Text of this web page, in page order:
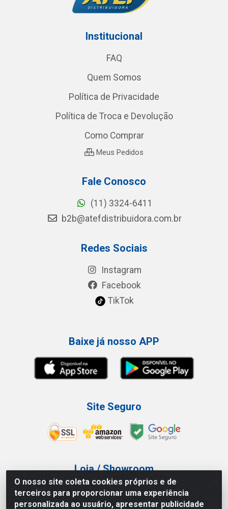
O nosso site coleta cookies próprios e de
terceiros para proporcionar uma experiência
personalizada ao usuário, apresentar publicidade
Institucional
FAQ
Quem Somos
Política de Privacidade
Política de Troca e Devolução
Como Comprar
Meus Pedidos
Fale Conosco
(11) 3324-6411
b2b@atefdistribuidora.com.br
Redes Sociais
Instagram
Facebook
TikTok
Baixe já nosso APP
Site Seguro
Loja / Showroom
Tel.: (11) 3227-0546
Av Vautier, 587/597 - Pari - São Paulo/SP